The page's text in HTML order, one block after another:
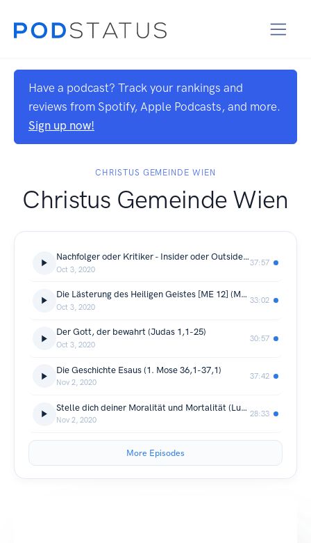
Have a podcast? Track your rankings and
reviews from Spotify, Apple Podcasts, and more.
Sign up now!
CHRISTUS GEMEINDE WIEN
Christus Gemeinde Wien
Nachfolger oder Kritiker - Insider oder Outsider [ME 11] (Markus 3,13-35)
Oct 3, 2020
37:57
Die Lästerung des Heiligen Geistes [ME 12] (Markus 3,22-30)
Oct 3, 2020
33:02
Der Gott, der bewahrt (Judas 1,1-25)
Oct 3, 2020
30:57
Die Geschichte Esaus (1. Mose 36,1-37,1)
Nov 2, 2020
37:42
Stelle dich deiner Moralität und Mortalität (Lukas 13,1-9)
Nov 2, 2020
28:33
More Episodes